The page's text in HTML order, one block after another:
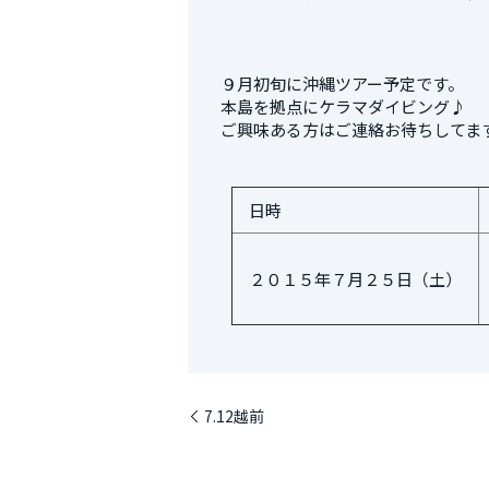
９月初旬に沖縄ツアー予定です。
本島を拠点にケラマダイビング♪
ご興味ある方はご連絡お待ちしてま
日時
２０１５年７月２５日（土）
7.12越前